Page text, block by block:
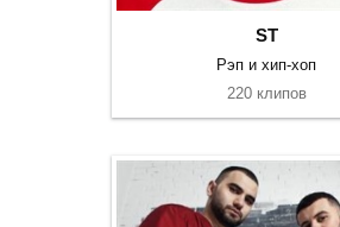
ST
Рэп и хип-хоп
220 клипов